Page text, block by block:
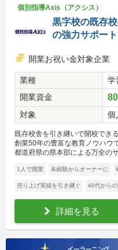
個別指導Axis（アクシス）
黒字校の既存
の強力サポー
開業お祝い金対象企業
業種
学
開業資金
対象 個
既存校舎を引き継いで開校でき
創業50年の豊富な教育ノウハウ
都道府県の県本部による万全の
1人で開業 未経験からオーナーに
売り上げ実績を引き継ぐ 40代から
詳細を見る